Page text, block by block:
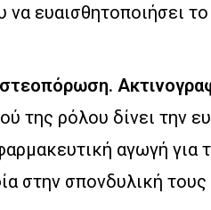
να ευαισθητοποιήσει
της ρόλου δίνει την
αγωγή για
στην σπονδυλική τους